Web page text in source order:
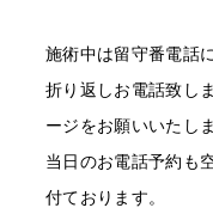
施術中は留守番電話
折り返しお電話致し
ージをお願いいたしま
当日のお電話予約も
付ております。